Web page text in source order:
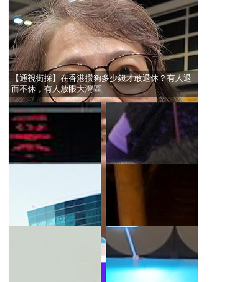
【通視街採】在香港攢夠多少錢才敢退休？有人退
而不休，有人放眼大灣區